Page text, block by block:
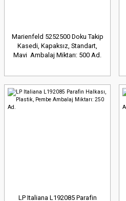
Marienfeld 5252500 Doku Takip
Kasedi, Kapaksız, Standart,
Mavi Ambalaj Miktarı: 500 Ad.
LP Italiana L192085 Parafin